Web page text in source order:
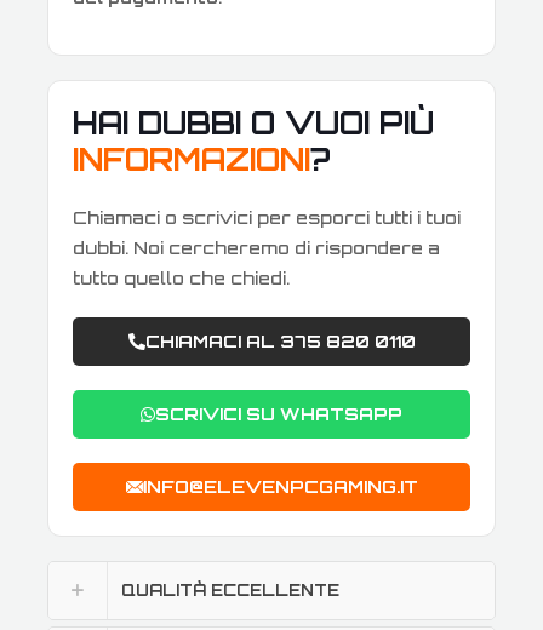
HAI DUBBI O VUOI PIÙ
INFORMAZIONI?
Chiamaci o scrivici per esporci tutti i tuoi
dubbi. Noi cercheremo di rispondere a
tutto quello che chiedi.
CHIAMACI AL 375 820 0110
SCRIVICI SU WHATSAPP
INFO@ELEVENPCGAMING.IT
QUALITÀ ECCELLENTE